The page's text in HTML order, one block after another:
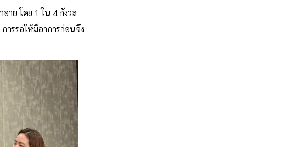
าย โดย 1 ใน 4 กังวล
ารรอให้มีอาการก่อนจึง